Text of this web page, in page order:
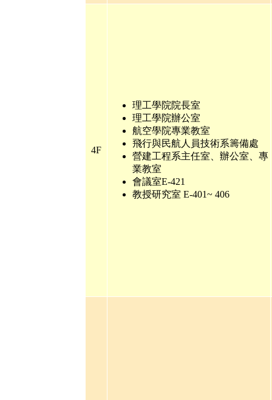
4F
理工學院院長室
理工學院辦公室
航空學院專業教室
飛行與民航人員技術系籌備處
營建工程系主任室、辦公室、專
業教室
會議室E-421
教授研究室 E-401~ 406